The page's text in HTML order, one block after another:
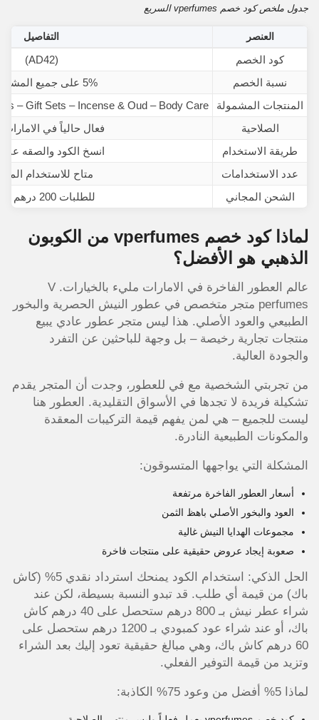
جدول ملخص كود خصم vperfumes السريع
العنصر التفاصيل
كود الخصم
(AD42)
نسبة الخصم
5% على جميع المشتريات
المنتجات المشمولة
– Gift Sets – Incense & Oud – Body Care
الصلاحية
فعال حالياً في الامارات 2026
طريقة الاستخدام
انسخ الكود والصقه عند
عدد الاستخدامات
متاح للاستخدام
الشحن المجاني
للطلبات 200 درهم فأكثر
لماذا كود خصم vperfumes من الكوبون
الذهبي هو الأفضل؟
عالم العطور الفاخرة في الامارات مليء بالخيارات. V
perfumes متجر متخصص في عطور النيش الحصرية والبخور
الطبيعي والعود الأصلي. هذا ليس متجر عطور عادي يبيع
منتجات تجارية رخيصة – بل وجهة للباحثين عن التفرد
والجودة العالية.
من تجربتي الشخصية مع في للعطور، وجدت أن المتجر يقدم
تشكيلة فريدة لا تجدها في الأسواق التقليدية. العطور هنا
ليست للجميع – هي لمن يفهم قيمة التركيبات المعقدة
والمكونات الطبيعية النادرة.
المشكلة التي يواجهها المتسوقون:
أسعار العطور الفاخرة مرتفعة
العود والبخور الأصلي باهظ الثمن
مجموعات الهدايا النيش غالية
صعوبة إيجاد عروض حقيقية على منتجات فاخرة
الحل الذكي: استخدام الكود يمنحك استرداد نقدي 5% (كاش
باك) من قيمة أي طلب. قد تبدو النسبة بسيطة، لكن عند
شراء عطر نيش بـ 800 درهم ستحصل على 40 درهم كاش
باك، أو عند شراء عود كمبودي بـ 1200 درهم ستحصل على
60 درهم كاش باك، وهي مبالغ حقيقية تعود إليك بعد الشراء
وتزيد من قيمة التوفير الفعلي.
لماذا 5% أفضل من وعود 75% الكاذبة: